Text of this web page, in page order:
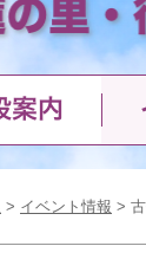
> イベント情報 >